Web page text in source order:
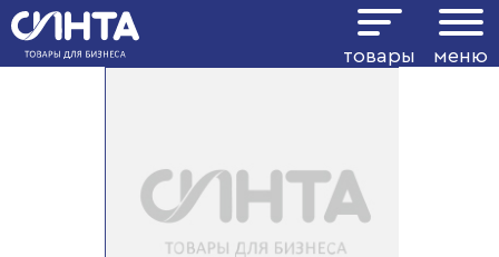
товары меню